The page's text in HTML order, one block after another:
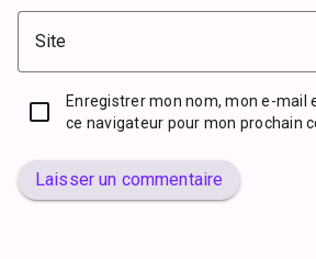
Site
Enregistrer mon nom, mon e-mail
ce navigateur pour mon prochain
Laisser un commentaire